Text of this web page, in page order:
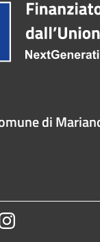
di
Instagram